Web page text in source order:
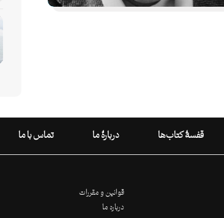
قفسۀ کتاب‌ها دربارۀ ما تماس با ما
قوانین و مقررات
درباره ما